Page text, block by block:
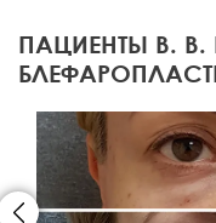
ПАЦИЕНТЫ В.